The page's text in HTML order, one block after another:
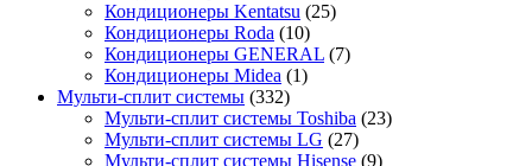
Кондиционеры Kentatsu (25)
Кондиционеры Roda (10)
Кондиционеры GENERAL (7)
Кондиционеры Midea (1)
Мульти-сплит системы (332)
Мульти-сплит системы Toshiba (23)
Мульти-сплит системы LG (27)
Мульти-сплит системы Hisense (9)